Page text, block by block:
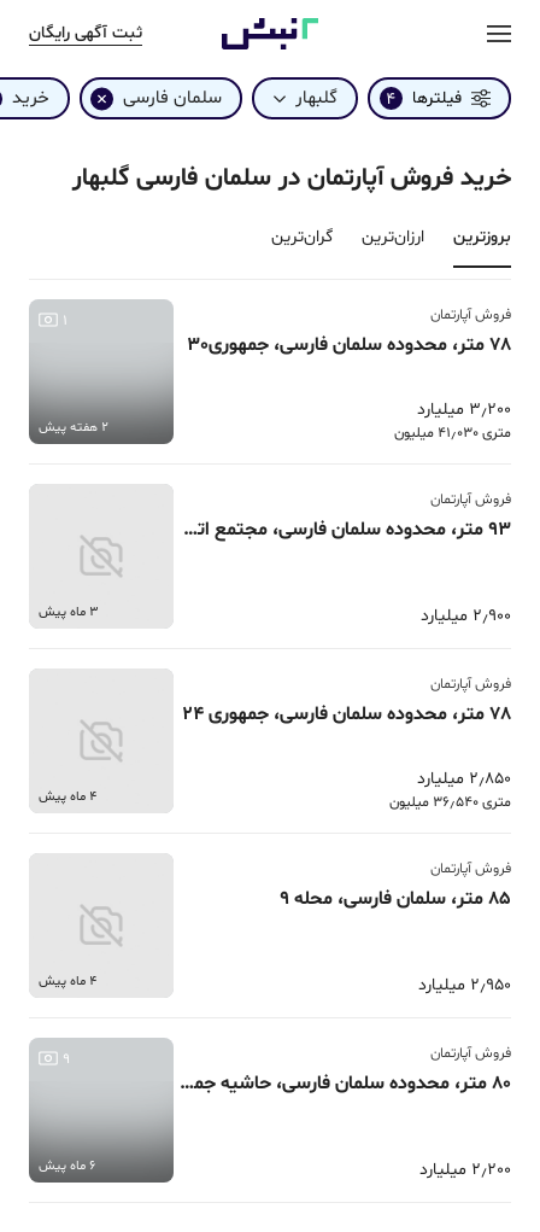
ثبت آگهی رایگان
فیلترها 4 گلبهار سلمان فارسی خرید
خرید فروش آپارتمان در سلمان فارسی گلبهار
بروزترین‌ ارزان‌ترین گران‌ترین
فروش آپارتمان
78 متر، محدوده سلمان فارسی، جمهوری30
3٫200 میلیارد
متری 41٫030 میلیون
1
2 هفته پیش
فروش آپارتمان
93 متر، محدوده سلمان فارسی، مجتمع اتوبوسرانی
2٫900 میلیارد 3 ماه پیش
فروش آپارتمان
78 متر، محدوده سلمان فارسی، جمهوری 24
2٫850 میلیارد
متری 36٫540 میلیون 4 ماه پیش
فروش آپارتمان
85 متر، سلمان فارسی، محله 9
2٫950 میلیارد 4 ماه پیش
فروش آپارتمان
80 متر، محدوده سلمان فارسی، حاشیه جمهوری
2٫200 میلیارد
9
6 ماه پیش